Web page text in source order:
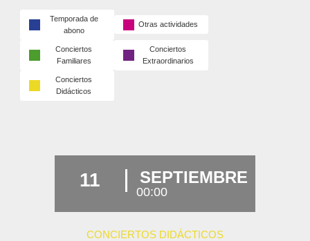
Temporada de
abono
Otras actividades
Conciertos
Familiares
Conciertos
Extraordinarios
Conciertos
Didácticos
11 SEPTIEMBRE
00:00
CONCIERTOS DIDÁCTICOS